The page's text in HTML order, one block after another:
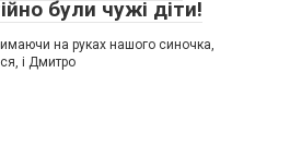
були чужі діти!
на руках нашого синочка,
і Дмитро